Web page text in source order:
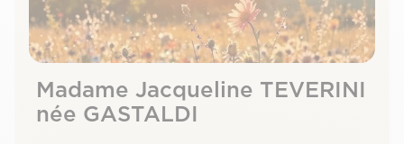
Madame Jacqueline TEVERINI
née GASTALDI